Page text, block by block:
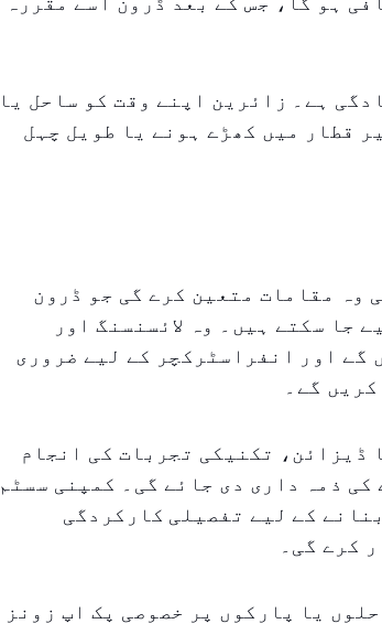
ہے۔ زائرین اپنے وقت کو ساحل یا
قطار میں کھڑے ہونے یا طویل چہل
وہ مقامات متعین کرے گی جو ڈرون
جا سکتے ہیں۔ وہ لائسنسنگ اور
گے اور انفراسٹرکچر کے لیے ضروری
گے۔
ڈیزائن، تکنیکی تجربات کی انجام
ذمہ داری دی جائے گی۔ کمپنی سسٹم
کے لیے تفصیلی کارکردگی
کرے گی۔
یا پارکوں پر خصوصی پک اپ زونز